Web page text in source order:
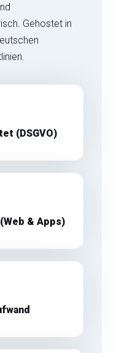
Gehostet in
(DSGVO)
& Apps)